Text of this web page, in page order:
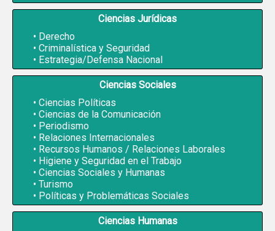
Ciencias Jurídicas
Derecho
Criminalística y Seguridad
Estrategia/Defensa Nacional
Ciencias Sociales
Ciencias Políticas
Ciencias de la Comunicación
Periodismo
Relaciones Internacionales
Recursos Humanos / Relaciones Laborales
Higiene y Seguridad en el Trabajo
Ciencias Sociales y Humanas
Turismo
Políticas y Problemáticas Sociales
Ciencias Humanas